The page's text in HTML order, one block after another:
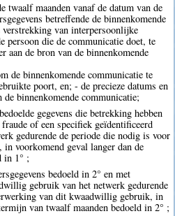
twaalf maanden vanaf de datum van de
betreffende de binnenkomende
van interpersoonlijke
persoon die de communicatie doet, te
aan de bron van de binnenkomende
de binnenkomende communicatie te
poort, en; - de precieze datums en
binnenkomende communicatie;
gegevens die betrekking hebben
of een specifiek geïdentificeerd
gedurende de periode die nodig is voor
in voorkomend geval langer dan de
in 1° ;
bedoeld in 2° en met
gebruik van het netwerk gedurende
van dit kwaadwillig gebruik, in
van twaalf maanden bedoeld in 2° ;